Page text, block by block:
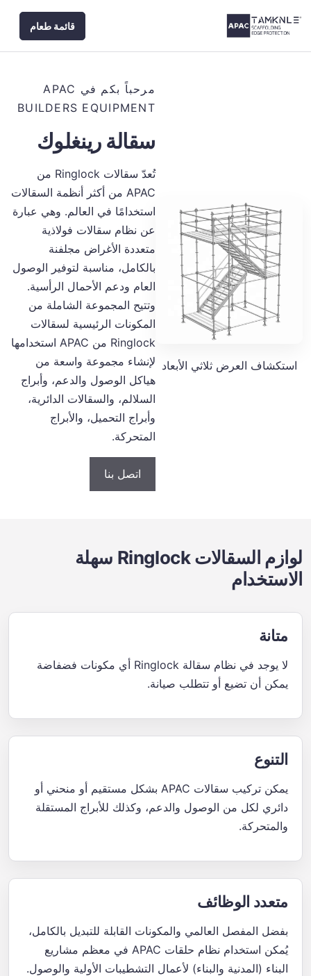
إلى
قائمة طعام
استكشاف العرض ثلاثي الأبعاد
مرحباً بكم في APAC
BUILDERS EQUIPMENT
سقالة رينغلوك
تُعدّ سقالات Ringlock من
APAC من أكثر أنظمة السقالات
استخدامًا في العالم. وهي عبارة
عن نظام سقالات فولاذية
متعددة الأغراض مجلفنة
بالكامل، مناسبة لتوفير الوصول
العام ودعم الأحمال الرأسية.
وتتيح المجموعة الشاملة من
المكونات الرئيسية لسقالات
Ringlock من APAC استخدامها
لإنشاء مجموعة واسعة من
هياكل الوصول والدعم، وأبراج
السلالم، والسقالات الدائرية،
وأبراج التحميل، والأبراج
المتحركة.
اتصل بنا
لوازم السقالات Ringlock سهلة
الاستخدام
متانة
لا يوجد في نظام سقالة Ringlock أي مكونات فضفاضة
يمكن أن تضيع أو تتطلب صيانة.
التنوع
يمكن تركيب سقالات APAC بشكل مستقيم أو منحني أو
دائري لكل من الوصول والدعم، وكذلك للأبراج المستقلة
والمتحركة.
متعدد الوظائف
بفضل المفصل العالمي والمكونات القابلة للتبديل بالكامل،
يُمكن استخدام نظام حلقات APAC في معظم مشاريع
البناء (المدنية والبناء) لأعمال التشطيبات الأولية والوصول.